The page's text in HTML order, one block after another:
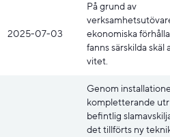
2025-07-03
På grund av
ekonomiska
fanns särskilda skäl
vitet.
Genom
kompletterande
befintlig
det tillförts ny